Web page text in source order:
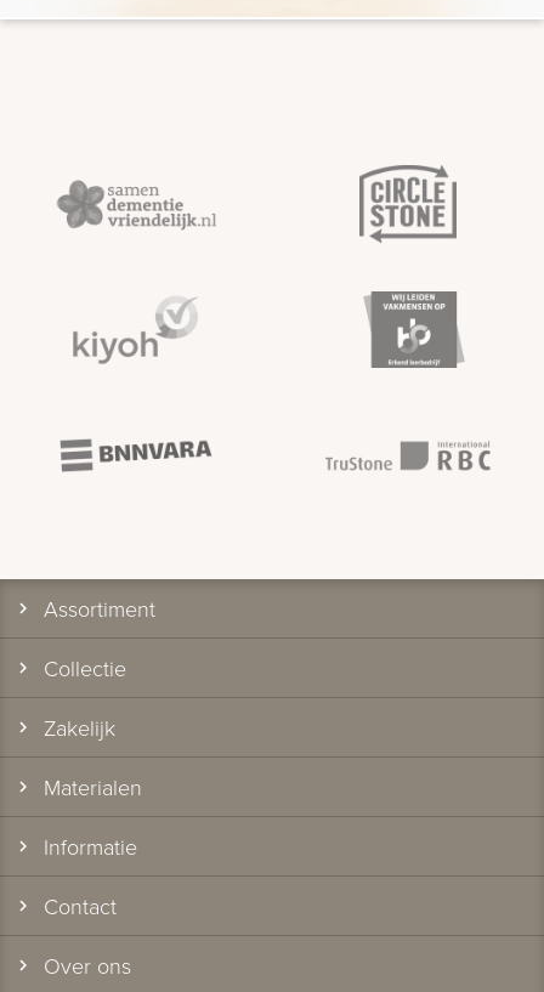
Assortiment
Collectie
Zakelijk
Materialen
Informatie
Contact
Over ons